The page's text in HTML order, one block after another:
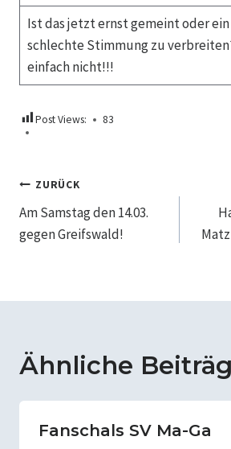
Ist das jetzt ernst gemeint oder
schlechte Stimmung zu
einfach nicht!!!
Post Views: 83
ZURÜCK
Am Samstag den 14.03.
gegen Greifswald!
Ähnliche
Fanschals SV Ma-Ga